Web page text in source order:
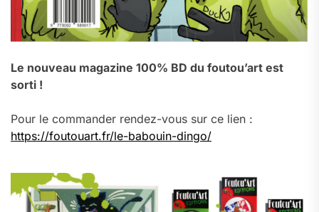
Le nouveau magazine 100% BD du foutou’art est
sorti !
Pour le commander rendez-vous sur ce lien :
https://foutouart.fr/le-babouin-dingo/